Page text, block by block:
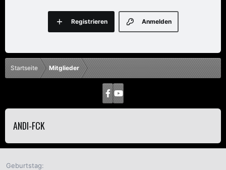
Anmelden
Registrieren
Startseite Mitglieder
ANDI-FCK
Geburtstag